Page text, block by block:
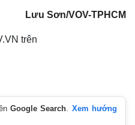
Lưu Sơn/VOV-TPHCM
trên
Google Search
Xem hướng